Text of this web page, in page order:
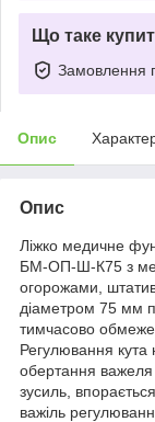
Що таке
Замовлення
Опис
Опис
Ліжко медичне
БМ-ОП-Ш-К75 з
огорожами,
діаметром 75 мм
тимчасово
Регулювання кута
обертання важеля
зусиль,
важіль